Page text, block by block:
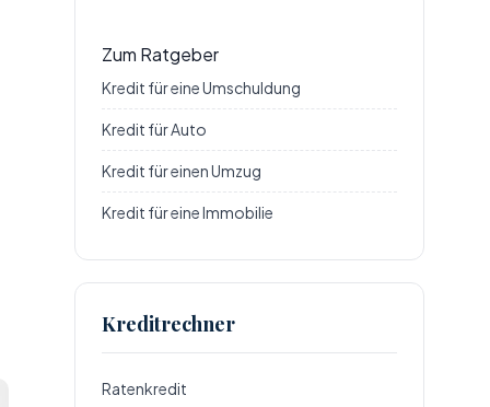
Zum Ratgeber
Kredit für eine Umschuldung
Kredit für Auto
Kredit für einen Umzug
Kredit für eine Immobilie
Kreditrechner
Ratenkredit